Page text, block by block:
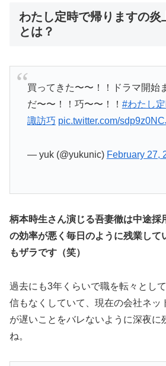
わたし定時で帰りますの炎
とは？
買ってきた〜〜！！ドラマ開始
だ〜〜！！巧〜〜！！ #わたし
諏訪巧 pic.twitter.com/
— yuk (@yukunic) February 27,
柄本時生さん演じる吾妻徹は中途採
の効率が悪く毎日のように残業して
もザラです（笑）
過去にも3年くらいで職を転々とし
信もなくしていて、現在の会社ネッ
が遅いことをバレないように深夜に
ね。